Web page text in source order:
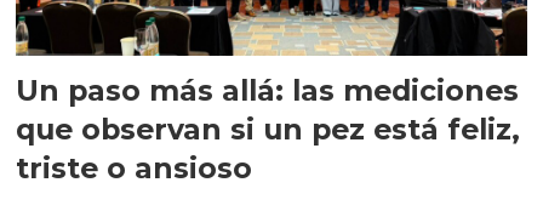
Un paso más allá: las mediciones
que observan si un pez está feliz,
triste o ansioso